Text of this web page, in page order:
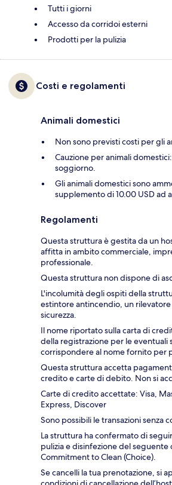
Tutti i giorni
Accesso da corridoi esterni
Prodotti per la pulizia
Costi e regolamenti
Animali domestici
Non sono previsti costi per gli
Cauzione per animali
soggiorno.
Gli animali domestici sono
supplemento di 10.00 USD ad
Regolamenti
Questa struttura è gestita da un
affitta in ambito commerciale,
professionale.
Questa struttura non dispone di
L'incolumità degli ospiti della
estintore antincendio, un
sicurezza.
Il nome riportato sulla carta di
della registrazione per le
corrispondere al nome fornito per
Questa struttura accetta
credito e carte di debito. Non si
Carte di credito accettate: Visa,
Express, Discover
Sono possibili le transazioni senza
La struttura ha confermato di
pulizia e disinfezione del
Commitment to Clean (Choice).
Se cancelli la tua prenotazione, si